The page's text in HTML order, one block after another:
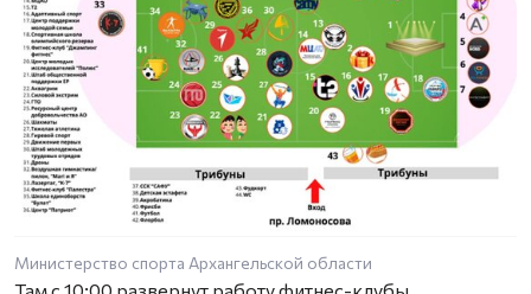
Министерство спорта Архангельской области
Там с 10:00 развернут работу фитнес-клубы